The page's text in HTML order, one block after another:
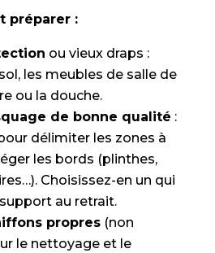
préparer :
ou vieux draps :
les meubles de salle de
ou la douche.
de bonne qualité :
délimiter les zones à
les bords (plinthes,
Choisissez-en un qui
au retrait.
propres(non
le nettoyage et le